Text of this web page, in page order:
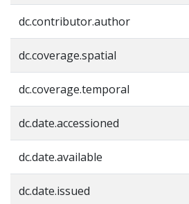
dc.contributor.author
dc.coverage.spatial
dc.coverage.temporal
dc.date.accessioned
dc.date.available
dc.date.issued